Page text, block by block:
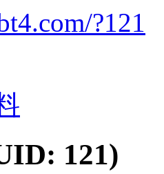
?121
121)